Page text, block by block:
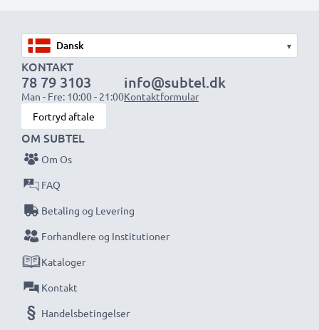
Dimensioner
Farve: sort
★ 3 års garanti ★
Vi har siden 2004 ageret som international
specialforhandler og vi ved, hvad det kommer an på
ved højkvalitetsprodukter. Derfor giver sikrer vi dig en
garanti på 36 måneder!
▾
KONTAKT
78 79 3103
Man - Fre: 10:00 - 21:00
info@subtel.dk
Kontaktformular
Fortryd aftale
OM SUBTEL
Om Os
FAQ
Betaling og Levering
Forhandlere og Institutioner
Kataloger
Kontakt
Handelsbetingelser